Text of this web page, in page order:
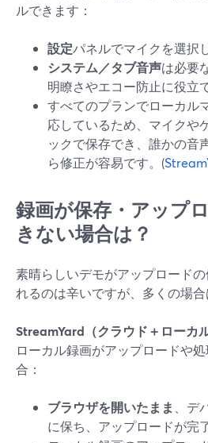
ルできます：
設定パネルでマイクを選択
システム／タブ音声は必要
明瞭さやエコー防止に役立
すべてのプランでローカル
応しているため、マイクや
ックで保存でき、誰かの音
ら修正が容易です。(
録画が保存・アップ
きない場合は？
素晴らしいデモがアップロード
れるのは辛いですが、多くの場合
StreamYard（クラウド＋ローカ
ローカル録画がアップロードや
合：
ブラウザを開いたまま
、
に保ち、アップロードが完